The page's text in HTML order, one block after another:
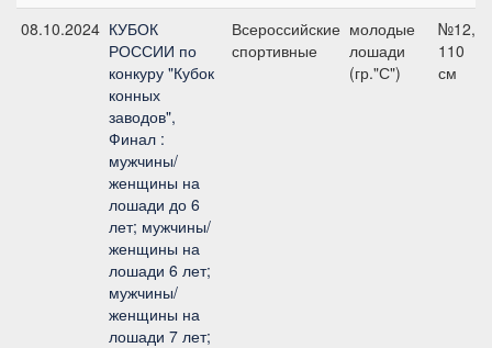
08.10.2024 КУБОК
РОССИИ по
конкуру "Кубок
конных
заводов",
Финал :
мужчины/
женщины на
лошади до 6
лет; мужчины/
женщины на
лошади 6 лет;
мужчины/
женщины на
лошади 7 лет;
Всероссийские
спортивные
молодые
лошади
(гр."С")
№12,
110
см